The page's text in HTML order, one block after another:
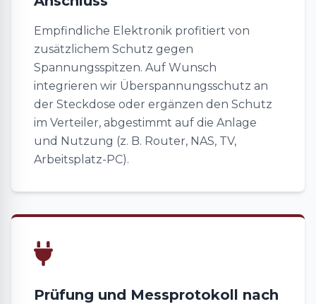
Empfindliche Elektronik profitiert von
zusätzlichem Schutz gegen
Spannungsspitzen. Auf Wunsch
integrieren wir Überspannungsschutz an
der Steckdose oder ergänzen den Schutz
im Verteiler, abgestimmt auf die Anlage
und Nutzung (z. B. Router, NAS, TV,
Arbeitsplatz-PC).
Prüfung und Messprotokoll nach